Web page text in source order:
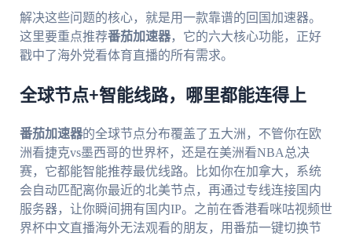
解决这些问题的核心，就是用一款靠谱的回国加速器。
这里要重点推荐番茄加速器，它的六大核心功能，正好
戳中了海外党看体育直播的所有需求。
全球节点+智能线路，哪里都能连得上
番茄加速器的全球节点分布覆盖了五大洲，不管你在欧
洲看捷克vs墨西哥的世界杯，还是在美洲看NBA总决
赛，它都能智能推荐最优线路。比如你在加拿大，系统
会自动匹配离你最近的北美节点，再通过专线连接国内
服务器，让你瞬间拥有国内IP。之前在香港看咪咕视频世
界杯中文直播海外无法观看的朋友，用番茄一键切换节